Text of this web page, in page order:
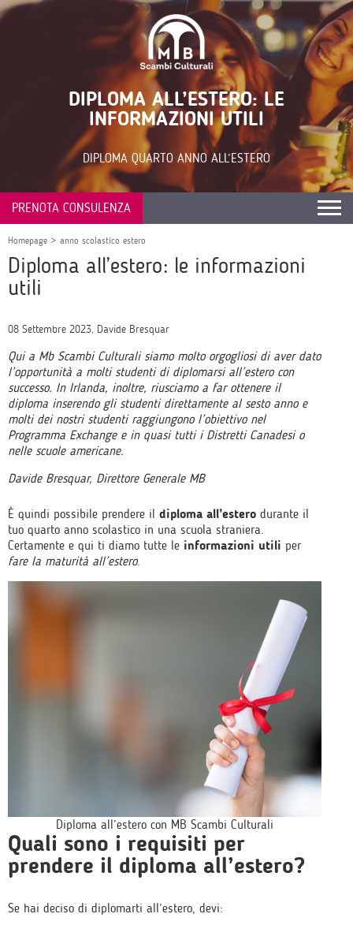
DIPLOMA ALL’ESTERO: LE
INFORMAZIONI UTILI
DIPLOMA QUARTO ANNO ALL’ESTERO
PRENOTA CONSULENZA
Homepage > anno scolastico estero
Diploma all’estero: le informazioni
utili
08 Settembre 2023, Davide Bresquar
Qui a Mb Scambi Culturali siamo molto orgogliosi di aver dato
l’opportunità a molti studenti di diplomarsi all’estero con
successo. In Irlanda, inoltre, riusciamo a far ottenere il
diploma inserendo gli studenti direttamente al sesto anno e
molti dei nostri studenti raggiungono l’obiettivo nel
Programma Exchange e in quasi tutti i Distretti Canadesi o
nelle scuole americane.
Davide Bresquar, Direttore Generale MB
È quindi possibile prendere il diploma all’estero durante il
tuo quarto anno scolastico in una scuola straniera.
Certamente e qui ti diamo tutte le informazioni utili per
fare la maturità all’estero.
Diploma all’estero con MB Scambi Culturali
Quali sono i requisiti per
prendere il diploma all’estero?
Se hai deciso di diplomarti all’estero, devi: